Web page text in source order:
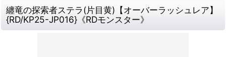
纏竜の探索者ステラ(片目黄)【オーバーラッシュレア】
{RD/KP25-JP016}《RDモンスター》